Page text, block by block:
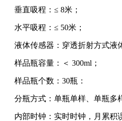
垂直吸程：≤ 8米；
水平吸程：≤ 50米；
液体传感器：穿透折射方式液
样品瓶容量：＜ 300ml；
样品瓶个数：30瓶：
分瓶方式：单瓶单样、单瓶多
内部时钟：实时时钟，月累积